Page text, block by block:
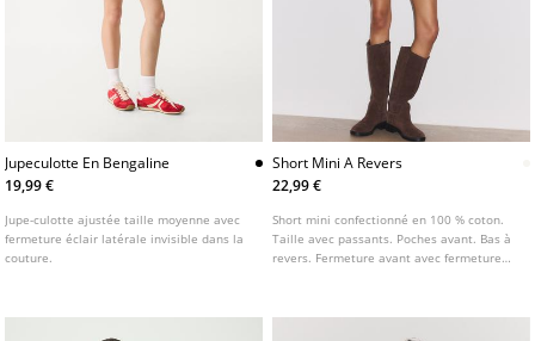
Jupeculotte En Bengaline
19,99 €
Jupe-culotte ajustée taille moyenne avec
fermeture éclair latérale invisible dans la
couture.
Short Mini A Revers
22,99 €
Short mini confectionné en 100 % coton.
Taille avec passants. Poches avant. Bas à
revers. Fermeture avant avec fermeture